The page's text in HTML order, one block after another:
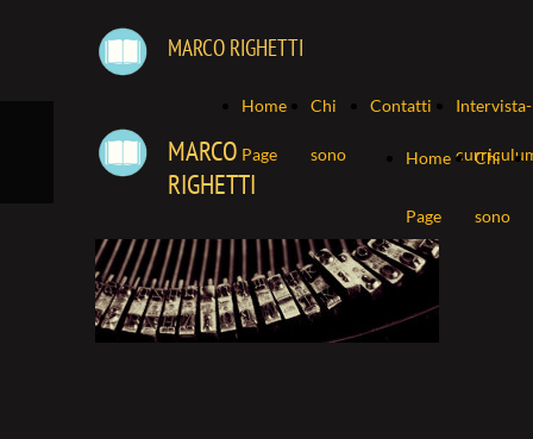
MARCO RIGHETTI
Home
Page
Chi
sono
Contatti Intervista-
MARCO
RIGHETTI
Home
Page
Chi
sono